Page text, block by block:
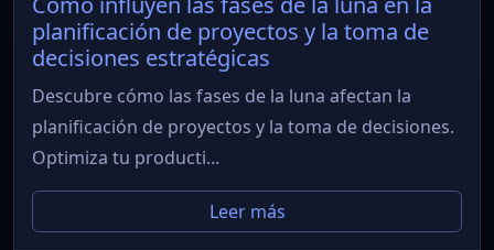
planificación de proyectos y la toma de
decisiones estratégicas
Descubre cómo las fases de la luna afectan la
planificación de proyectos y la toma de decisiones.
Optimiza tu producti...
Leer más